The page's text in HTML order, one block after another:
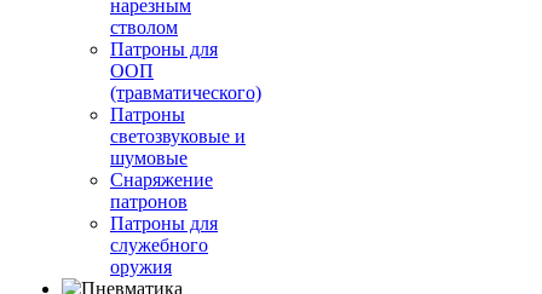
нарезным
стволом
Патроны для
ООП
(травматического)
Патроны
светозвуковые и
шумовые
Снаряжение
патронов
Патроны для
служебного
оружия